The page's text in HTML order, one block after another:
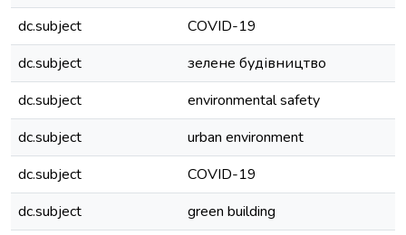
dc.subject
COVID-19
dc.subject
зелене будівництво
dc.subject
environmental safety
dc.subject
urban environment
dc.subject
COVID-19
dc.subject
green building